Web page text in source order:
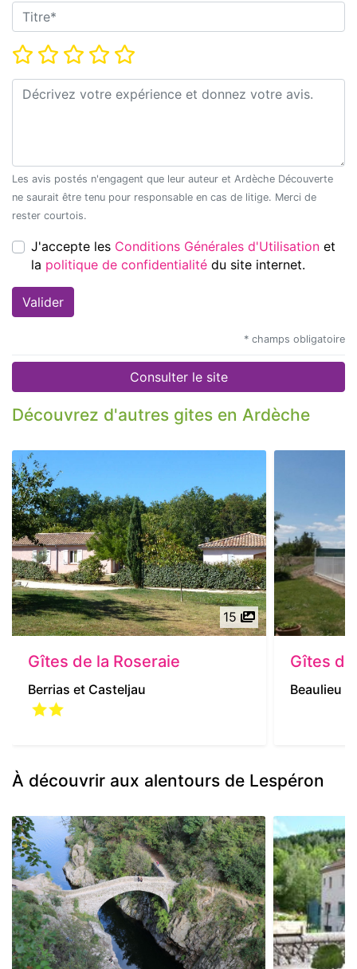
Titre*
Note*
Commentaire*
Les avis postés n'engagent que leur auteur et Ardèche Découverte
ne saurait être tenu pour responsable en cas de litige. Merci de
rester courtois.
J'accepte les Conditions Générales d'Utilisation et
la
politique de confidentialité du site internet.
* champs obligatoire
Consulter le site
Découvrez d'autres gites en Ardèche
15
Gîtes de la Roseraie
Berrias et Casteljau
Gîtes
Beaulieu
À découvrir aux alentours de Lespéron